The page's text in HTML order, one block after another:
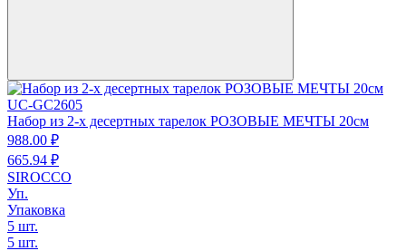
UC-GC2605
Набор из 2-х десертных тарелок РОЗОВЫЕ МЕЧТЫ 20см
988.00 ₽
665.94 ₽
SIROCCO
Уп.
Упаковка
5 шт.
5 шт.